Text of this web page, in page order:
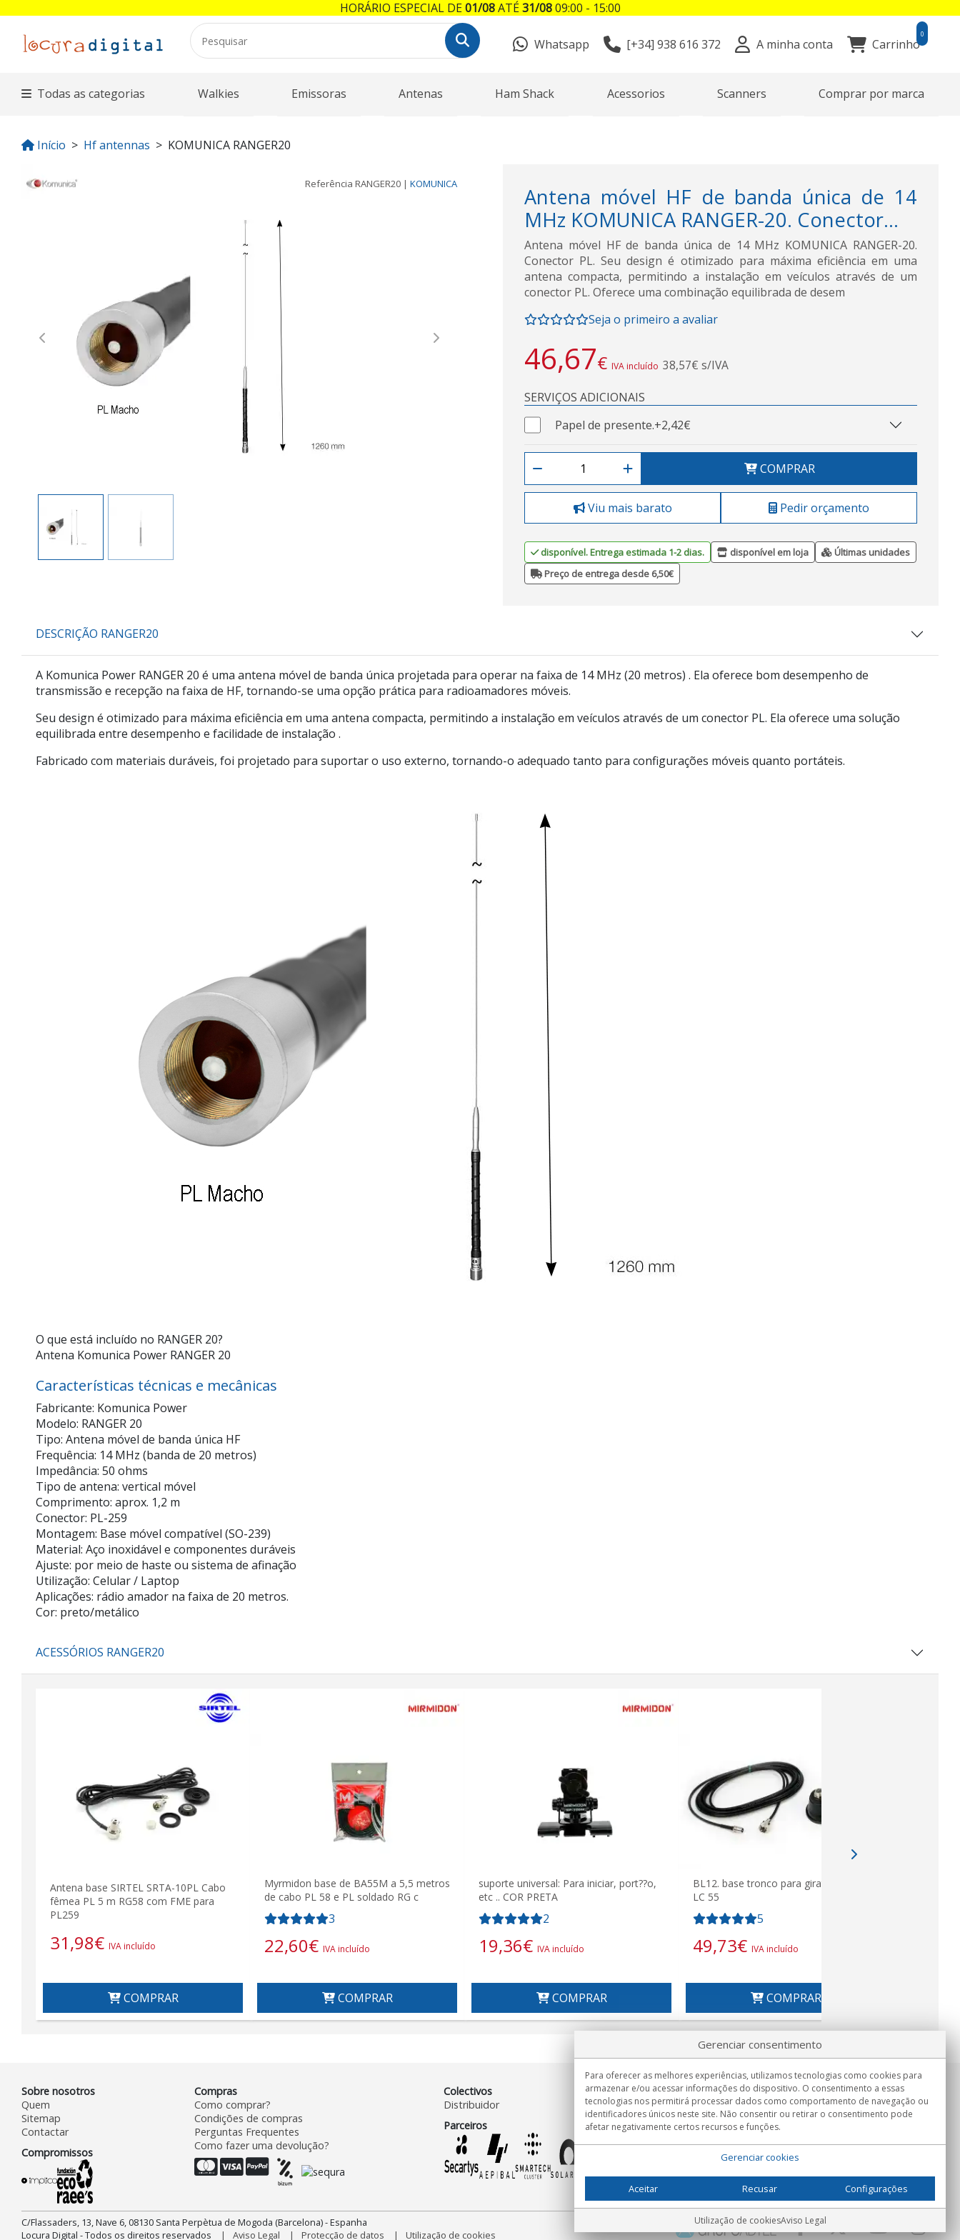
Whatsapp [+34] 938 616 372 A minha conta Carrinho
0
Todas as categorias Walkies Emissoras Antenas Ham Shack Acessorios Scanners Comprar por marca
Início Hf antennas KOMUNICA RANGER20
Referência RANGER20 | KOMUNICA
Previous Next
Antena móvel HF de banda única de 14
MHz KOMUNICA RANGER-20. Conector...
Antena móvel HF de banda única de 14 MHz KOMUNICA RANGER-20.
Conector PL. Seu design é otimizado para máxima eficiência em uma
antena compacta, permitindo a instalação em veículos através de um
conector PL. Oferece uma combinação equilibrada de desem
Seja o primeiro a avaliar
46,67€ IVA incluído 38,57€ s/IVA
SERVIÇOS ADICIONAIS
Papel de presente.+2,42€
COMPRAR
Viu mais barato Pedir orçamento
disponível. Entrega estimada 1-2 dias. disponível em loja
Últimas unidades
Preço de entrega desde 6,50€
DESCRIÇÃO RANGER20
A Komunica Power RANGER 20 é uma antena móvel de banda única projetada para operar na faixa de 14 MHz (20 metros) . Ela oferece bom desempenho de
transmissão e recepção na faixa de HF, tornando-se uma opção prática para radioamadores móveis.
Seu design é otimizado para máxima eficiência em uma antena compacta, permitindo a instalação em veículos através de um conector PL. Ela oferece uma solução
equilibrada entre desempenho e facilidade de instalação .
Fabricado com materiais duráveis, foi projetado para suportar o uso externo, tornando-o adequado tanto para configurações móveis quanto portáteis.
O que está incluído no RANGER 20?
Antena Komunica Power RANGER 20
Características técnicas e mecânicas
Fabricante: Komunica Power
Modelo: RANGER 20
Tipo: Antena móvel de banda única HF
Frequência: 14 MHz (banda de 20 metros)
Impedância: 50 ohms
Tipo de antena: vertical móvel
Comprimento: aprox. 1,2 m
Conector: PL-259
Montagem: Base móvel compatível (SO-239)
Material: Aço inoxidável e componentes duráveis
Ajuste: por meio de haste ou sistema de afinação
Utilização: Celular / Laptop
Aplicações: rádio amador na faixa de 20 metros.
Cor: preto/metálico
ACESSÓRIOS RANGER20
Antena base SIRTEL SRTA-10PL Cabo
fêmea PL 5 m RG58 com FME para
PL259
31,98€ IVA incluído
COMPRAR
Myrmidon base de BA55M a 5,5 metros
de cabo PL 58 e PL soldado RG c
3
22,60€ IVA incluído
COMPRAR
suporte universal: Para iniciar, port??o,
etc .. COR PRETA
2
19,36€ IVA incluído
COMPRAR
BL12. base tronco para giratória + cabo
LC 55
5
49,73€ IVA incluído
COMPRAR
Sobre nosotros
Quem
Sitemap
Contactar
Compromissos
Compras
Como comprar?
Condições de compras
Perguntas Frequentes
Como fazer uma devolução?
Colectivos
Distribuidor
Parceiros
Informação
Seg.-Sex. 9:00h - 15:00h.
Entrega em
C/Flassaders, 13, Nave 6, 08130 Santa Perpètua de Mogoda (Barcelona) - Espanha
Locura Digital - Todos os direitos reservados
Aviso Legal Protecção de datos Utilização de cookies
Gerenciar consentimento
Para oferecer as melhores experiências, utilizamos tecnologias como cookies para
armazenar e/ou acessar informações do dispositivo. O consentimento a essas
tecnologias nos permitirá processar dados como comportamento de navegação ou
identificadores únicos neste site. Não consentir ou retirar o consentimento pode
afetar negativamente certos recursos e funções.
Gerenciar cookies
Aceitar Recusar Configurações
Utilização de cookiesAviso Legal
HORÁRIO ESPECIAL DE01/08ATÉ31/0809:00 - 15:00